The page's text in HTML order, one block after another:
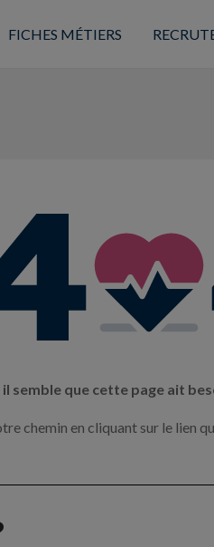
FICHES MÉTIERS
il semble que cette page ait
chemin en cliquant sur le lien